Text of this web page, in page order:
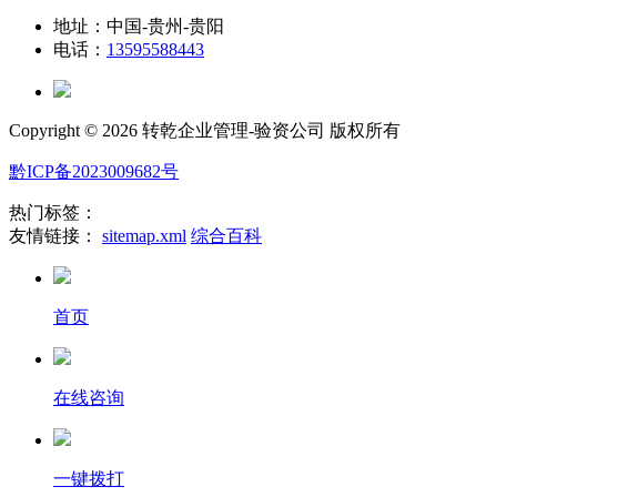
地址：中国-贵州-贵阳
电话： 13595588443
Copyright © 2026 转乾企业管理-验资公司 版权所有
黔ICP备2023009682号
热门标签：
友情链接： sitemap.xml 综合百科
首页
在线咨询
一键拨打